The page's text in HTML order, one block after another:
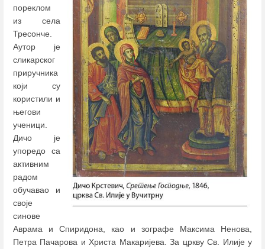
пореклом
из села
Тресонче.
Аутор је
сликарског
приручника
који су
користили и
његови
ученици.
Дичо је
упоредо са
активним
радом
обучавао и
своје
синове
Аврама и Спиридона, као и зографе Максима Ненова,
Петра Пачарова и Христа Макаријева. За цркву Св. Илије у